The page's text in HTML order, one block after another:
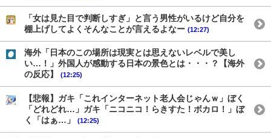
「女は見た目で判断しすぎ」と言う男性がいるけど自分を
棚上げしてよくそんなことが言えるよなー (12:27)
海外「日本のこの場所は現実とは思えないレベルで美し
い…！」外国人が感動する日本の景色とは・・・？【海外
の反応】
(12:25)
【悲報】ガキ「これインターネット老人会じゃんｗ」ぼく
「どれどれ…」ガキ「ニコニコ！らきすた！ボカロ！」ぼ
く「はぁ…」
(12:25)